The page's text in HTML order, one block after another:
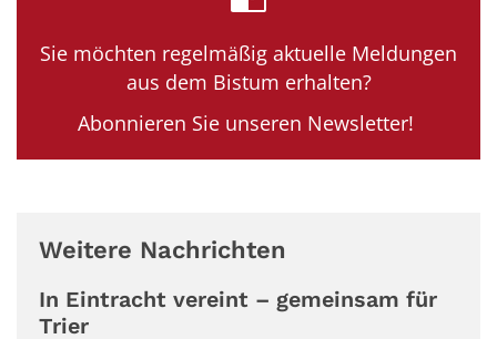
Sie möchten regelmäßig aktuelle Meldungen
aus dem Bistum erhalten?
Abonnieren Sie unseren Newsletter!
Weitere Nachrichten
In Eintracht vereint – gemeinsam für
Trier